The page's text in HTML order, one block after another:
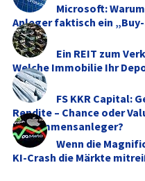
Microsoft:
Anleger faktisch ein
Ein REIT zum
Welche Immobilie Ihr
FS KKR Capital:
Rendite – Chance oder
Einkommensanleger?
Wenn die
KI-Crash die Märkte